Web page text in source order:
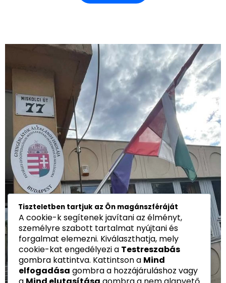
Tiszteletben tartjuk az Ön magánszféráját
A cookie-k segítenek javítani az élményt,
személyre szabott tartalmat nyújtani és
forgalmat elemezni. Kiválaszthatja, mely
cookie-kat engedélyezi a Testreszabás
gombra kattintva. Kattintson a Mind
elfogadása gombra a hozzájáruláshoz vagy